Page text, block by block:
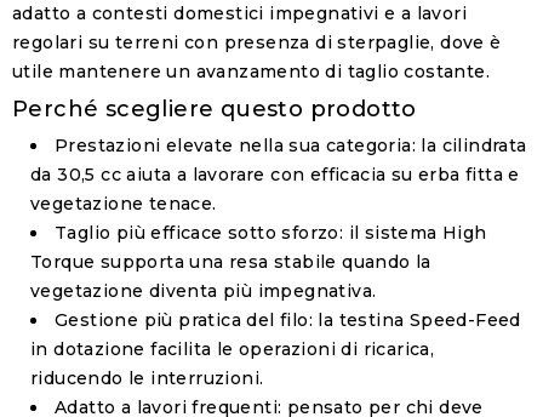
adatto a contesti domestici impegnativi e a lavori
regolari su terreni con presenza di sterpaglie, dove è
utile mantenere un avanzamento di taglio costante.
Perché scegliere questo prodotto
Prestazioni elevate nella sua categoria: la cilindrata
da 30,5 cc aiuta a lavorare con efficacia su erba fitta e
vegetazione tenace.
Taglio più efficace sotto sforzo: il sistema High
Torque supporta una resa stabile quando la
vegetazione diventa più impegnativa.
Gestione più pratica del filo: la testina Speed-Feed
in dotazione facilita le operazioni di ricarica,
riducendo le interruzioni.
Adatto a lavori frequenti: pensato per chi deve